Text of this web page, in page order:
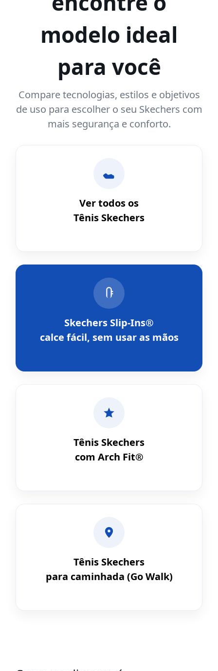
modelo ideal
para você
Compare tecnologias, estilos e objetivos
de uso para escolher o seu Skechers com
mais segurança e conforto.
Ver todos os
Tênis Skechers
Skechers Slip-Ins®
calce fácil, sem usar as mãos
Tênis Skechers
com Arch Fit®
Tênis Skechers
para caminhada (Go Walk)